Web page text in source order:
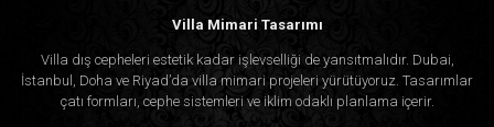
Villa Mimari Tasarımı
Villa dış cepheleri estetik kadar işlevselliği de yansıtmalıdır. Dubai,
İstanbul, Doha ve Riyad’da villa mimari projeleri yürütüyoruz. Tasarımlar
çatı formları, cephe sistemleri ve iklim odaklı planlama içerir.